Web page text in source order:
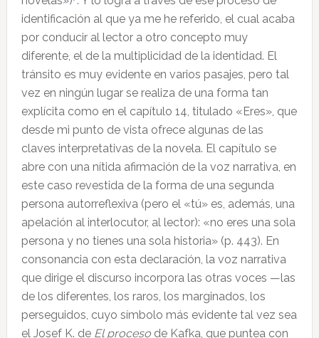
identificación al que ya me he referido, el cual acaba
por conducir al lector a otro concepto muy
diferente, el de la multiplicidad de la identidad. El
tránsito es muy evidente en varios pasajes, pero tal
vez en ningún lugar se realiza de una forma tan
explícita como en el capítulo 14, titulado «Eres», que
desde mi punto de vista ofrece algunas de las
claves interpretativas de la novela. El capítulo se
abre con una nítida afirmación de la voz narrativa, en
este caso revestida de la forma de una segunda
persona autorreflexiva (pero el «tú» es, además, una
apelación al interlocutor, al lector): «no eres una sola
persona y no tienes una sola historia» (p. 443). En
consonancia con esta declaración, la voz narrativa
que dirige el discurso incorpora las otras voces —las
de los diferentes, los raros, los marginados, los
perseguidos, cuyo símbolo más evidente tal vez sea
el Josef K. de El procesode Kafka, que puntea con